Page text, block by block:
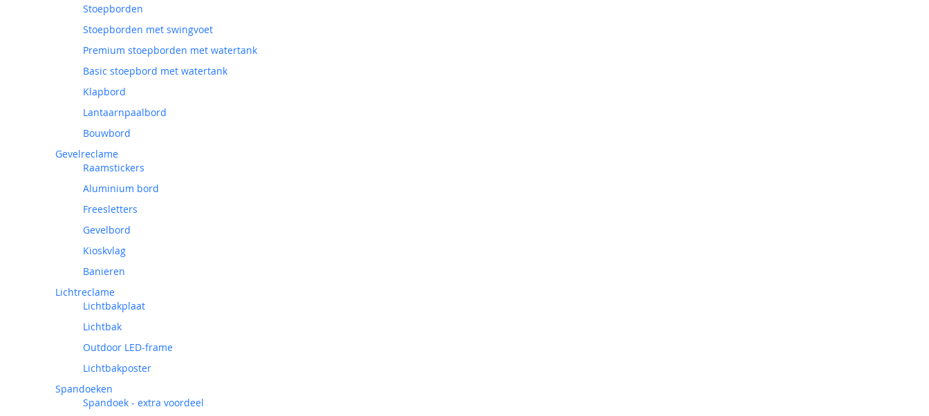
Stoepborden
Stoepborden met swingvoet
Premium stoepborden met watertank
Basic stoepbord met watertank
Klapbord
Lantaarnpaalbord
Bouwbord
Gevelreclame
Raamstickers
Aluminium bord
Freesletters
Gevelbord
Kioskvlag
Banieren
Lichtreclame
Lichtbakplaat
Lichtbak
Outdoor LED-frame
Lichtbakposter
Spandoeken
Spandoek - extra voordeel